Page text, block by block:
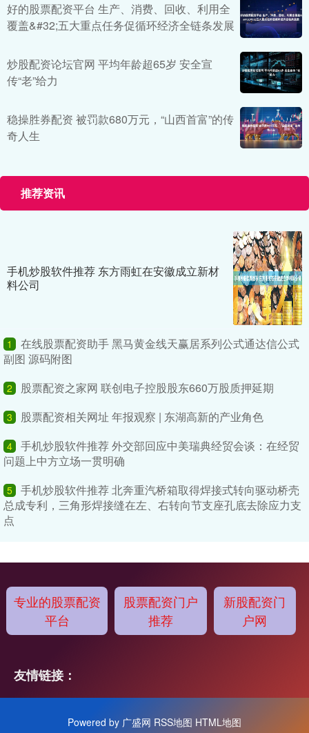
好的股票配资平台 生产、消费、回收、利用全
覆盖&#32;五大重点任务促循环经济全链条发展
炒股配资论坛官网 平均年龄超65岁 安全宣
传“老”给力
稳操胜券配资 被罚款680万元，“山西首富”的传
奇人生
推荐资讯
手机炒股软件推荐 东方雨虹在安徽成立新材
料公司
1
在线股票配资助手 黑马黄金线天赢居系列公式通达信公式
副图 源码附图
2 股票配资之家网 联创电子控股股东660万股质押延期
3 股票配资相关网址 年报观察 | 东湖高新的产业角色
4 手机炒股软件推荐 外交部回应中美瑞典经贸会谈：在经贸
问题上中方立场一贯明确
5 手机炒股软件推荐 北奔重汽桥箱取得焊接式转向驱动桥壳
总成专利，三角形焊接缝在左、右转向节支座孔底去除应力支
点
专业的股票配资
平台
股票配资门户
推荐
新股配资门
户网
友情链接：
Powered by 广盛网 RSS地图 HTML地图